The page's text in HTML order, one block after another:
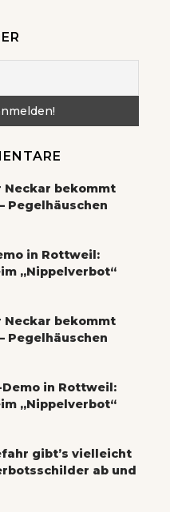
Neckar bekommt
Pegelhäuschen
in Rottweil:
„Nippelverbot“
Neckar bekommt
Pegelhäuschen
in Rottweil:
„Nippelverbot“
gibt’s vielleicht
ab und